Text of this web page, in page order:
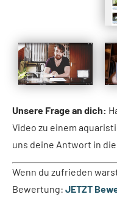
Unsere Frage an dich:
Video zu einem
uns deine Antwort in
Wenn du zufrieden
Bewertung: JETZT